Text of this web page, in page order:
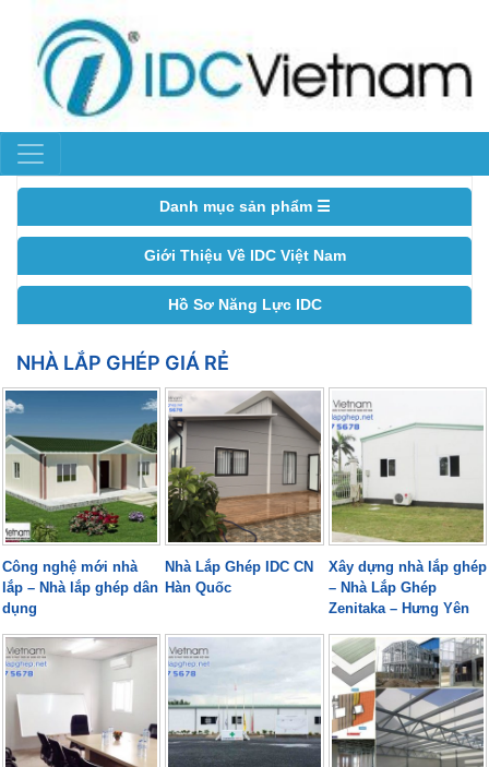
Danh mục sản phẩm ☰
Giới Thiệu Về IDC Việt Nam
Hồ Sơ Năng Lực IDC
NHÀ LẮP GHÉP GIÁ RẺ
Công nghệ mới nhà
lắp – Nhà lắp ghép dân
dụng
Nhà Lắp Ghép IDC CN
Hàn Quốc
Xây dựng nhà lắp ghép
– Nhà Lắp Ghép
Zenitaka – Hưng Yên